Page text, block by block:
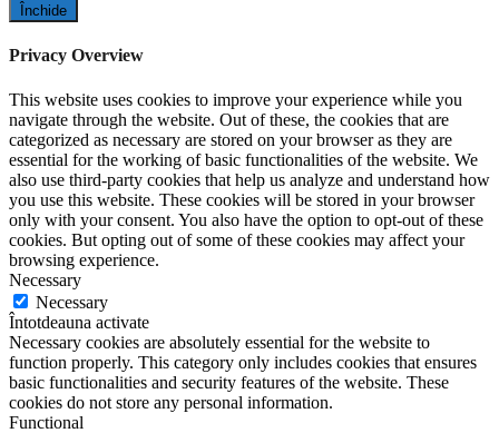
Închide
Privacy Overview
This website uses cookies to improve your experience while you
navigate through the website. Out of these, the cookies that are
categorized as necessary are stored on your browser as they are
essential for the working of basic functionalities of the website. We
also use third-party cookies that help us analyze and understand how
you use this website. These cookies will be stored in your browser
only with your consent. You also have the option to opt-out of these
cookies. But opting out of some of these cookies may affect your
browsing experience.
Necessary
Necessary
Întotdeauna activate
Necessary cookies are absolutely essential for the website to
function properly. This category only includes cookies that ensures
basic functionalities and security features of the website. These
cookies do not store any personal information.
Functional